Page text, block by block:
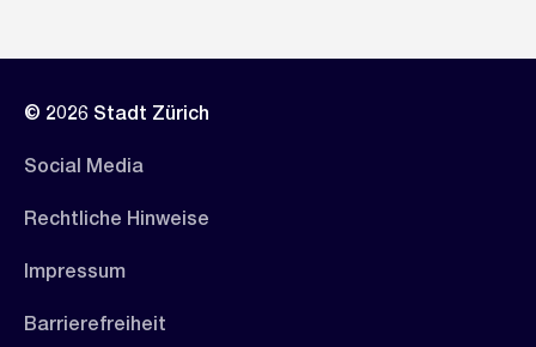
© 2026 Stadt Zürich
Social Media
Rechtliche Hinweise
Impressum
Barrierefreiheit